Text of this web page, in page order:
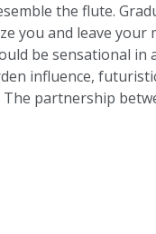
the flute.
you and leave
be sensational in
influence,
partnership